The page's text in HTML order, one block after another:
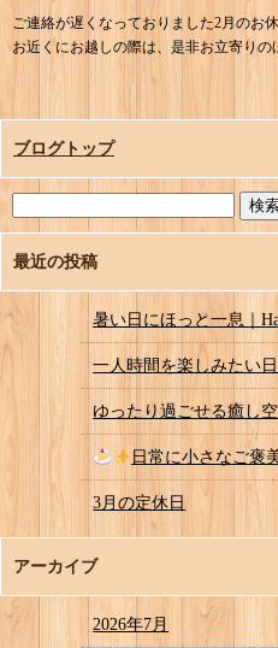
ご連絡が遅くなっておりました2月のお
お近くにお越しの際は、是非お立寄りの
ブログトップ
最近の投稿
暑い日にほっと一息｜
一人時間を楽しみたい
ゆったり過ごせる癒し
日常に小さなご褒
3月の定休日
アーカイブ
2026年7月